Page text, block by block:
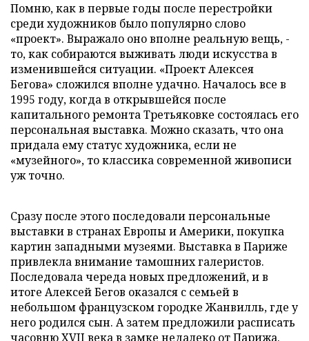
Помню, как в первые годы после перестройки
среди художников было популярно слово
«проект». Выражало оно вполне реальную вещь, -
то, как собираются выживать люди искусства в
изменившейся ситуации. «Проект Алексея
Бегова» сложился вполне удачно. Началось все в
1995 году, когда в открывшейся после
капитального ремонта Третьяковке состоялась его
персональная выставка. Можно сказать, что она
придала ему статус художника, если не
«музейного», то классика современной живописи
уж точно.
Сразу после этого последовали персональные
выставки в странах Европы и Америки, покупка
картин западными музеями. Выставка в Париже
привлекла внимание тамошних галеристов.
Последовала череда новых предложений, и в
итоге Алексей Бегов оказался с семьей в
небольшом французском городке Жанвилль, где у
него родился сын. А затем предложили расписать
часовню XVII века в замке недалеко от Парижа.